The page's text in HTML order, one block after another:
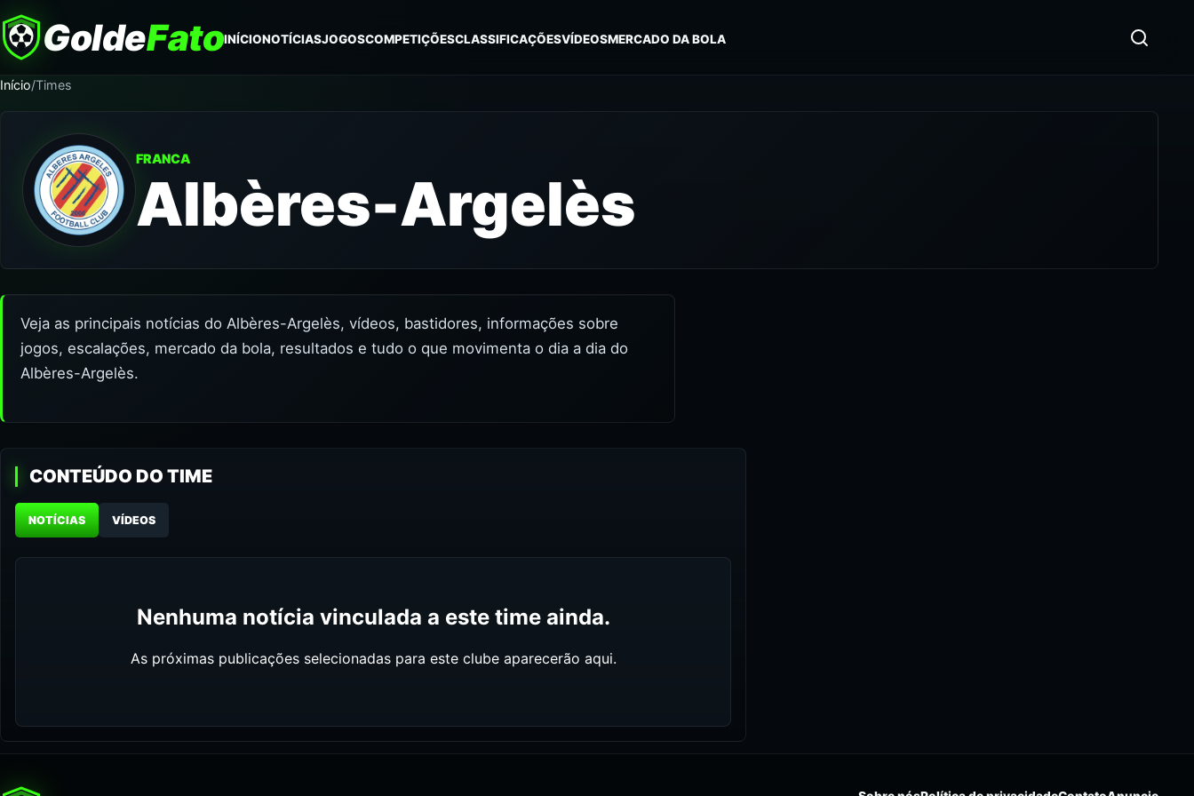
GoldeFatoINÍCIONOTÍCIASJOGOSCOMPETIÇÕESCLASSIFICAÇÕESVÍDEOSMERCADO DA BOLA
Início/Times
FRANCA
Albères-Argelès
Veja as principais notícias do Albères-Argelès, vídeos, bastidores, informações sobre
jogos, escalações, mercado da bola, resultados e tudo o que movimenta o dia a dia do
Albères-Argelès.
CONTEÚDO DO TIME
NOTÍCIAS VÍDEOS
Nenhuma notícia vinculada a este time ainda.
As próximas publicações selecionadas para este clube aparecerão aqui.